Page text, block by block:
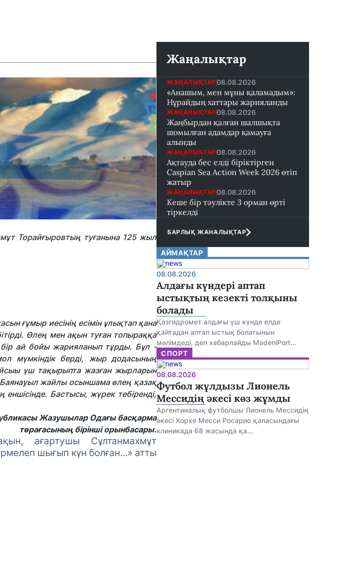
Торайғыровтың туғанына 125 жыл
ғұмыр иесінің есімін ұлықтап қана
Өлең мен ақын туған топыраққа
ай бойы жарияланып тұрды. Бұл -
мүмкіндік берді, жыр додасының
үш тақырыпта жазған жырларын
жайлы осыншама өлең қазақ
Бастысы, жүрек тебіренді,
Жазушылар Одағы басқарма
төрағасының бірінші орынбасары.
ағартушы Сұлтанмахмұт
шығып күн болған...» атты
Жаңалықтар
ЖАҢАЛЫҚТАР 08.08.2026
«Анашым, мен мұны қаламадым»:
Нұрайдың хаттары жарияланды
ЖАҢАЛЫҚТАР 08.08.2026
Жаңбырдан қалған шалшықта
шомылған адамдар қамауға
алынды
ЖАҢАЛЫҚТАР 08.08.2026
Ақтауда бес елді біріктірген
Caspian Sea Action Week 2026 өтіп
жатыр
ЖАҢАЛЫҚТАР 08.08.2026
Кеше бір тәулікте 3 орман өрті
тіркелді
БАРЛЫҚ ЖАНАЛЫҚТАР
АЙМАҚТАР
08.08.2026
Алдағы күндері аптап
ыстықтың кезекті толқыны
болады
Қазгидромет алдағы үш күнде елде
қайтадан аптап ыстық болатынын
мәлімдеді, деп хабарлайды MadeniPort...
СПОРТ
08.08.2026
Футбол жұлдызы Лионель
Мессидің әкесі көз жұмды
Аргентиналық футболшы Лионель Мессидің
әкесі Хорхе Месси Росарио қаласындағы
клиникада 68 жасында қа...